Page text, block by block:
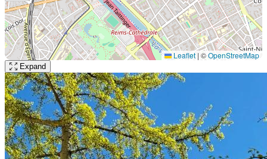
Leaflet | ©OpenStreetMap
Expand